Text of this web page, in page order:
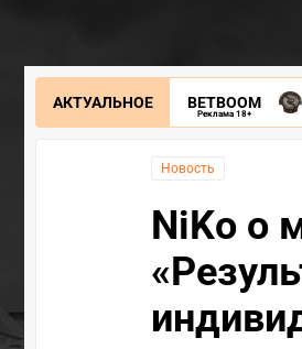
АКТУАЛЬНОЕ BETBOOM
Реклама 18+
Новость
NiKo о